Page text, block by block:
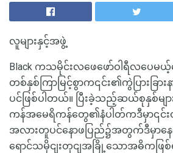
လူများနှင့်အဖွဲ့
Black ကသမိုင်းလဖေဖော်ဝါရီလပေမယ့်
တစ်နှစ်ကြာမြင့်စွာက၎င်း၏ကွဲပြားခြာ
ပင်ဖြစ်ပါတယ်။ ပြီးခဲ့သည့်ဆယ်စုနှစ်မျ
ကန်အမေရိကန်တွေ၏နံပါတ်ကဒီမှာ၎င်းတို့
အလားတူပင်နောဖပြည်၌အတွက်ဒီမှာ
ရောင်သမိုငျးတှငျအခြို့သောအဓိကဖြစ်ရ